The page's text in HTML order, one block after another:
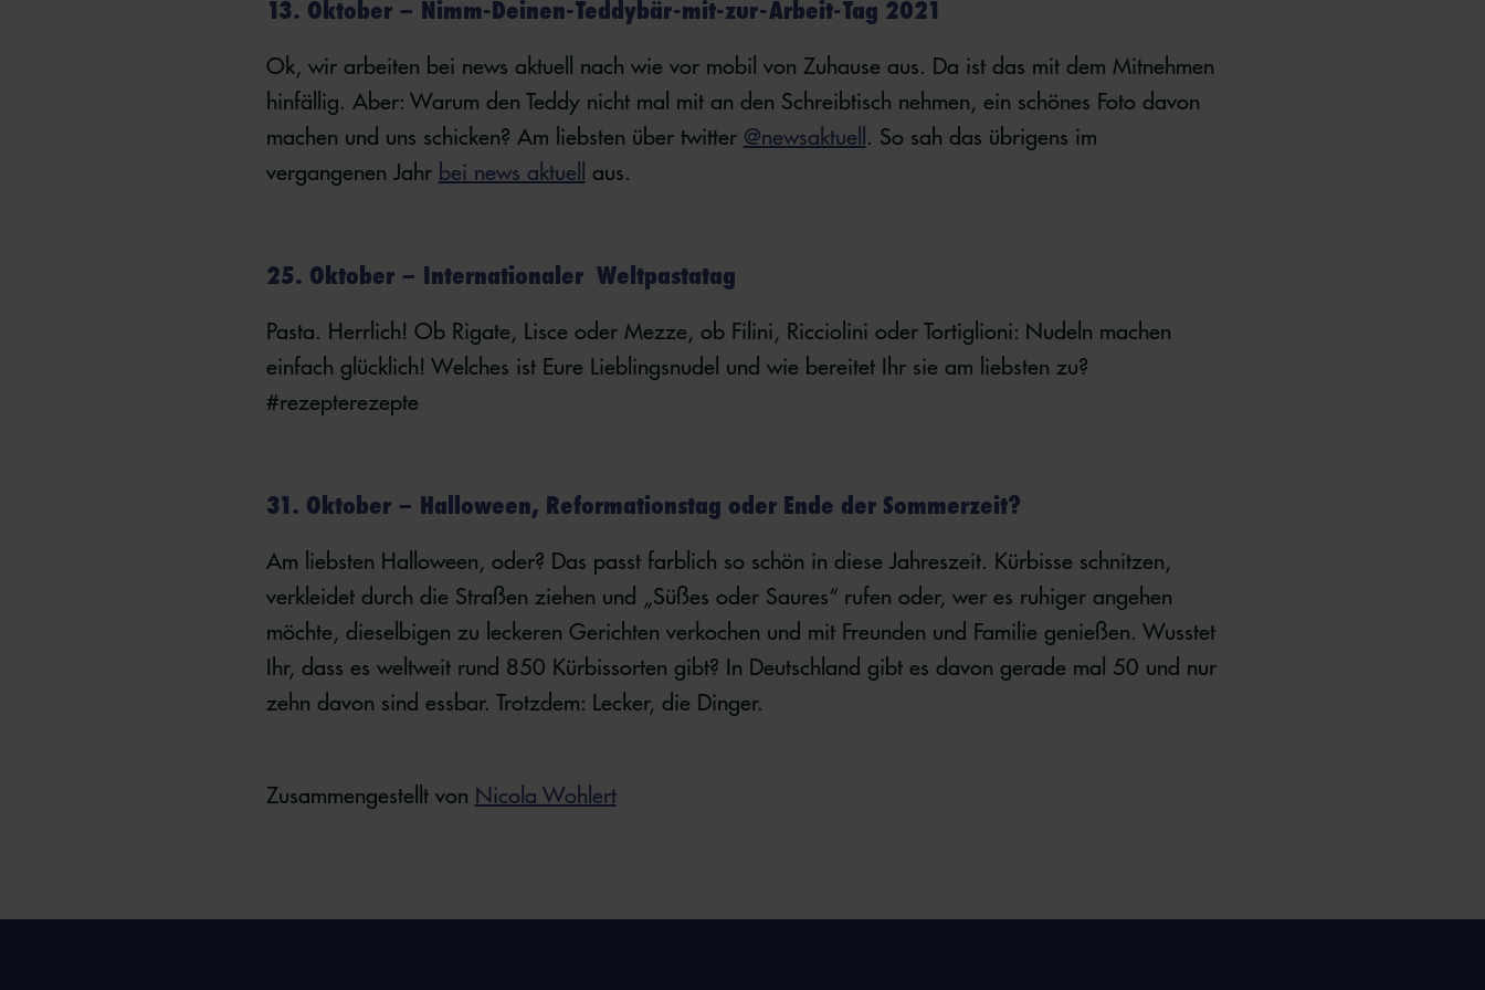
13. Oktober – Nimm-Deinen-Teddybär-mit-zur-Arbeit-Tag 2021
Ok, wir arbeiten bei news aktuell nach wie vor mobil von Zuhause aus. Da ist das mit dem Mitnehmen
hinfällig. Aber: Warum den Teddy nicht mal mit an den Schreibtisch nehmen, ein schönes Foto davon
machen und uns schicken? Am liebsten über twitter @newsaktuell . So sah das übrigens im
vergangenen Jahr bei news aktuell aus.
25. Oktober – Internationaler Weltpastatag
Pasta. Herrlich! Ob Rigate, Lisce oder Mezze, ob Filini, Ricciolini oder Tortiglioni: Nudeln machen
einfach glücklich! Welches ist Eure Lieblingsnudel und wie bereitet Ihr sie am liebsten zu?
#rezepterezepte
31. Oktober – Halloween, Reformationstag oder Ende der Sommerzeit?
Am liebsten Halloween, oder? Das passt farblich so schön in diese Jahreszeit. Kürbisse schnitzen,
verkleidet durch die Straßen ziehen und „Süßes oder Saures“ rufen oder, wer es ruhiger angehen
möchte, dieselbigen zu leckeren Gerichten verkochen und mit Freunden und Familie genießen. Wusstet
Ihr, dass es weltweit rund 850 Kürbissorten gibt? In Deutschland gibt es davon gerade mal 50 und nur
zehn davon sind essbar. Trotzdem: Lecker, die Dinger.
Zusammengestellt von Nicola Wohlert